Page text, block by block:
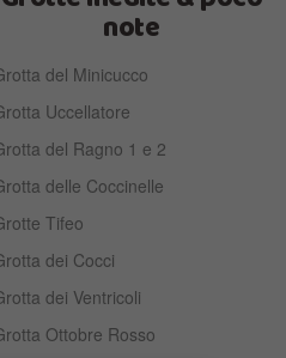
note
del Minicucco
Uccellatore
del Ragno 1 e 2
delle Coccinelle
Tifeo
dei Cocci
dei Ventricoli
Ottobre Rosso